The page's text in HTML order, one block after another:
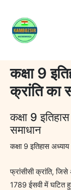
content
कक्षा 9
क्रांति का
कक्षा 9
समाधान
कक्षा 9 इतिहास
फ्रांसीसी क्रांति,
1789 ईसवी में घटित